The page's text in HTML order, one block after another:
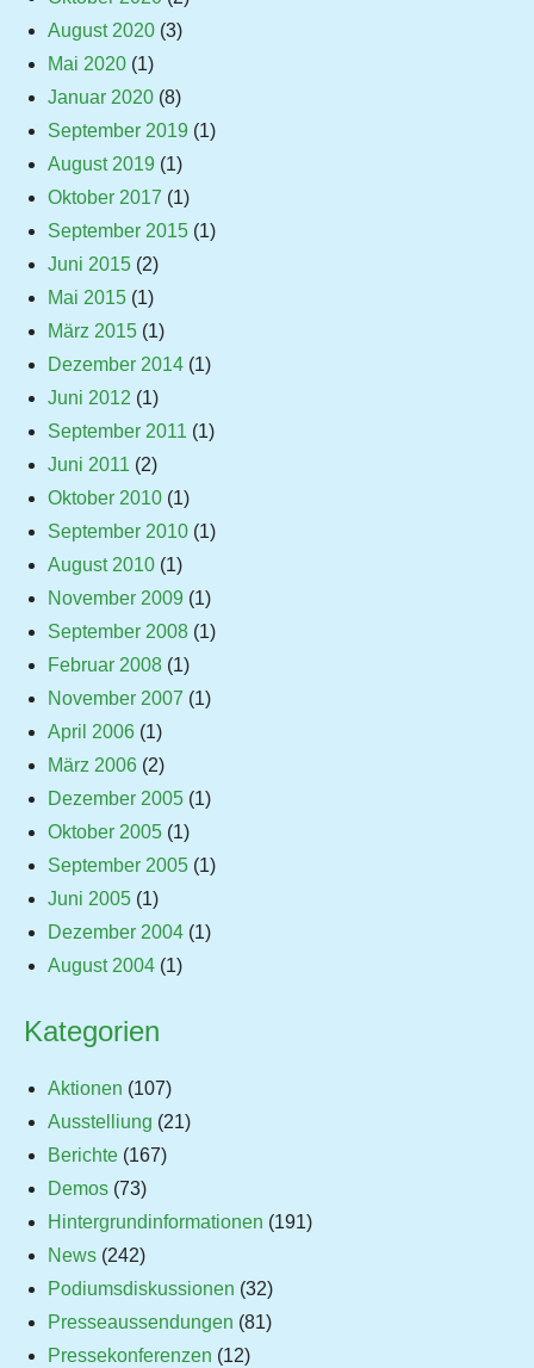
August 2020 (3)
Mai 2020 (1)
Januar 2020 (8)
September 2019 (1)
August 2019 (1)
Oktober 2017 (1)
September 2015 (1)
Juni 2015 (2)
Mai 2015 (1)
März 2015 (1)
Dezember 2014 (1)
Juni 2012 (1)
September 2011 (1)
Juni 2011 (2)
Oktober 2010 (1)
September 2010 (1)
August 2010 (1)
November 2009 (1)
September 2008 (1)
Februar 2008 (1)
November 2007 (1)
April 2006 (1)
März 2006 (2)
Dezember 2005 (1)
Oktober 2005 (1)
September 2005 (1)
Juni 2005 (1)
Dezember 2004 (1)
August 2004 (1)
Kategorien
Aktionen (107)
Ausstelliung (21)
Berichte (167)
Demos (73)
Hintergrundinformationen (191)
News (242)
Podiumsdiskussionen (32)
Presseaussendungen (81)
Pressekonferenzen (12)